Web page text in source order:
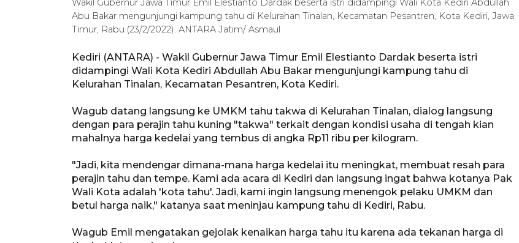
Wakil Gubernur Jawa Timur Emil Elestianto Dardak beserta istri didampingi Wali Kota Kediri Abdullah
Abu Bakar mengunjungi kampung tahu di Kelurahan Tinalan, Kecamatan Pesantren, Kota Kediri, Jawa
Timur, Rabu (23/2/2022). ANTARA Jatim/ Asmaul
Kediri (ANTARA) - Wakil Gubernur Jawa Timur Emil Elestianto Dardak beserta istri
didampingi Wali Kota Kediri Abdullah Abu Bakar mengunjungi kampung tahu di
Kelurahan Tinalan, Kecamatan Pesantren, Kota Kediri.
Wagub datang langsung ke UMKM tahu takwa di Kelurahan Tinalan, dialog langsung
dengan para perajin tahu kuning "takwa" terkait dengan kondisi usaha di tengah kian
mahalnya harga kedelai yang tembus di angka Rp11 ribu per kilogram.
"Jadi, kita mendengar dimana-mana harga kedelai itu meningkat, membuat resah para
perajin tahu dan tempe. Kami ada acara di Kediri dan langsung ingat bahwa kotanya Pak
Wali Kota adalah 'kota tahu'. Jadi, kami ingin langsung menengok pelaku UMKM dan
betul harga naik," katanya saat meninjau kampung tahu di Kediri, Rabu.
Wagub Emil mengatakan gejolak kenaikan harga tahu itu karena ada tekanan harga di